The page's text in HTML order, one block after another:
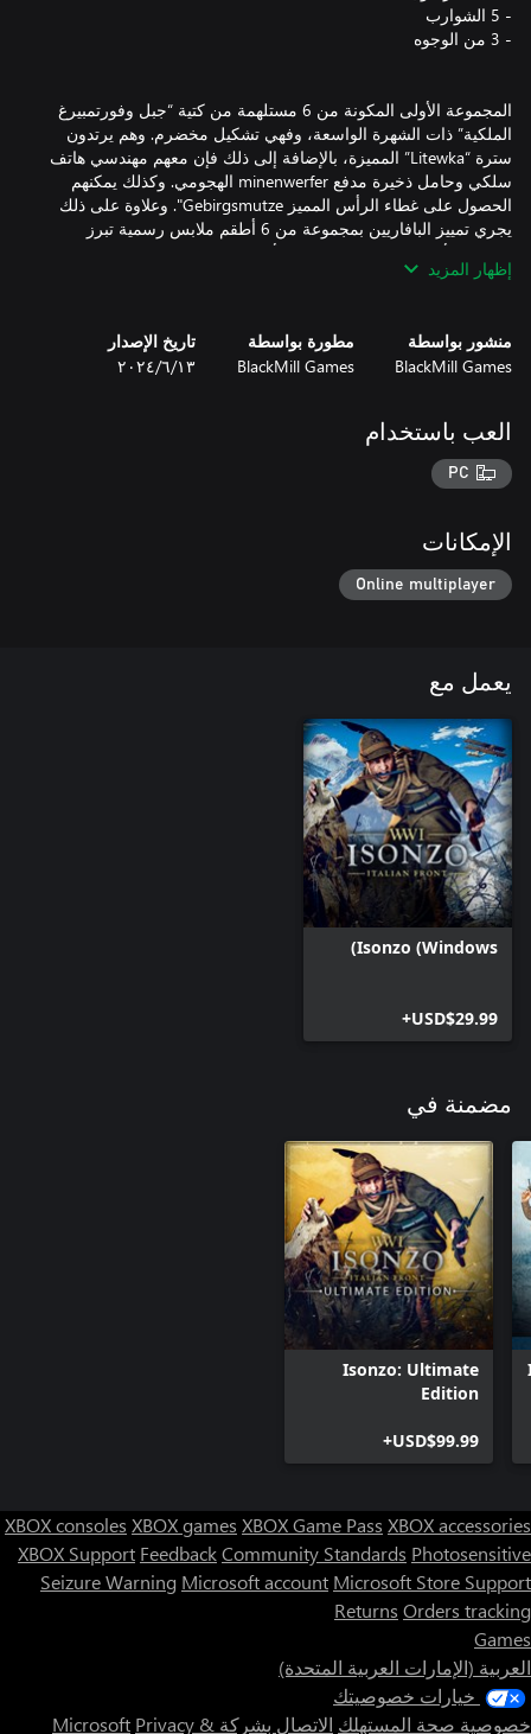
المجموعة الأولى المكونة من 6 مستلهمة من كتية “جبل وفورتمبيرغ
الملكية” ذات الشهرة الواسعة، وفهي تشكيل مخضرم. وهم يرتدون
سترة “Litewka” المميزة، بالإضافة إلى ذلك فإن معهم مهندسي هاتف
سلكي وحامل ذخيرة مدفع minenwerfer الهجومي. وكذلك يمكنهم
الحصول على غطاء الرأس المميز Gebirgsmutze". وعلاوة على ذلك
يجري تمييز البافاريين بمجموعة من 6 أطقم ملابس رسمية تبرز
والأسود لفورتمبيرغ والأبيض والأزرق لبافاريا) والقبعة المغطاة
بالكانافس وعليها حلقات الولاية. والقبعة العلوية (Tschako) المخصصة
وهذه الحزمة تحتوي أيضًا على شعر الوجه، بما ذلك طراز شعر الوجه
للمقاتل القديم والحائز على جائزة نوبل “إدوارد بونشر” وبطل معركة
الوجه منها لحية الفارس الألماني مدخن الغليون وصورة القيصر فيلهام
وأخيرًا وليس آخرًا، تحتوي الحزمة على مجموعة خاصة بالضباط
مستحضرات التجميل فقط.
إظهار المزيد
منشور بواسطة
BlackMill Games
مطورة بواسطة
BlackMill Games
تاريخ الإصدار
١٣‏/٦‏/٢٠٢٤
العب باستخدام
PC
الإمكانات
Online multiplayer
يعمل مع
Isonzo (Windows)
USD$29.99+
مضمنة في
Isonzo: Ultimate
Edition
USD$99.99+
XBOX consoles XBOX games XBOX Game Pass XBOX accessories
XBOX Support FeedbackCommunity Standards Photosensitive
Seizure Warning Microsoft account Microsoft Store Support
Returns Orders tracking
Games
العربية (الإمارات العربية المتحدة)
خيارات خصوصيتك
خصوصية صحة المستهلك الاتصال بشركة Microsoft Privacy &